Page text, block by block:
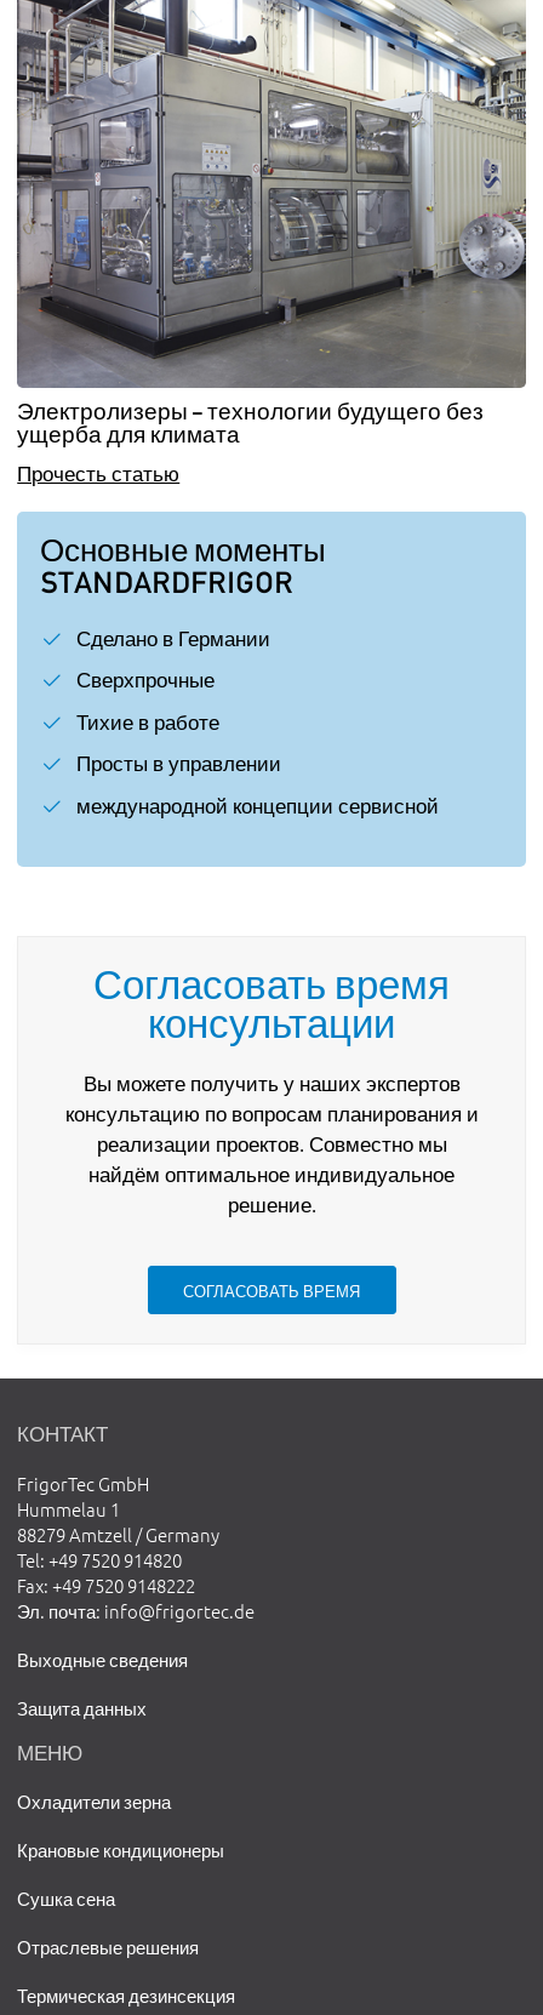
Электролизеры – технологии будущего без
ущерба для климата
Прочесть статью
Основные моменты
STANDARDFRIGOR
Сделано в Германии
Сверхпрочные
Тихие в работе
Просты в управлении
международной концепции сервисной
Согласовать время
консультации
Вы можете получить у наших экспертов
консультацию по вопросам планирования и
реализации проектов. Совместно мы
найдём оптимальное индивидуальное
решение.
СОГЛАСОВАТЬ ВРЕМЯ
КОНТАКТ
FrigorTec GmbH
Hummelau 1
88279 Amtzell / Germany
Tel: +49 7520 914820
Fax: +49 7520 9148222
Эл. почта: info@frigortec.de
Выходные сведения
Защита данных
МЕНЮ
Охладители зерна
Крановые кондиционеры
Сушка сена
Отраслевые решения
Термическая дезинсекция